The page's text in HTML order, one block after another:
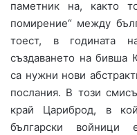
паметник на, както
помирение“ между
тоест, в годината
създаването на бивша
са нужни нови
послания. В този
край Цариброд, в
български войници